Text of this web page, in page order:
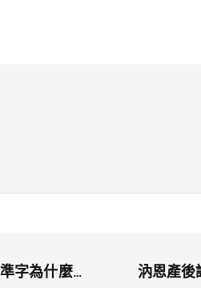
字為什麼被
汭恩產後